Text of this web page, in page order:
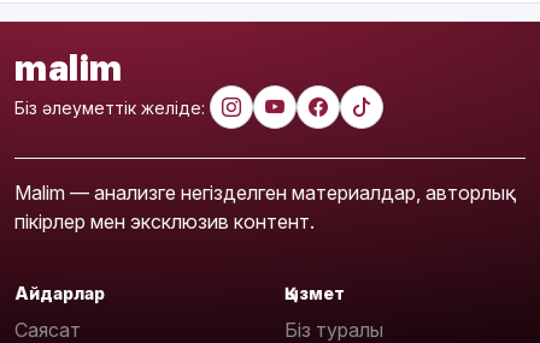
malim
Біз әлеуметтік желіде:
Malim — анализге негізделген материалдар, авторлық
пікірлер мен эксклюзив контент.
Айдарлар
Саясат
Қызмет
Біз туралы